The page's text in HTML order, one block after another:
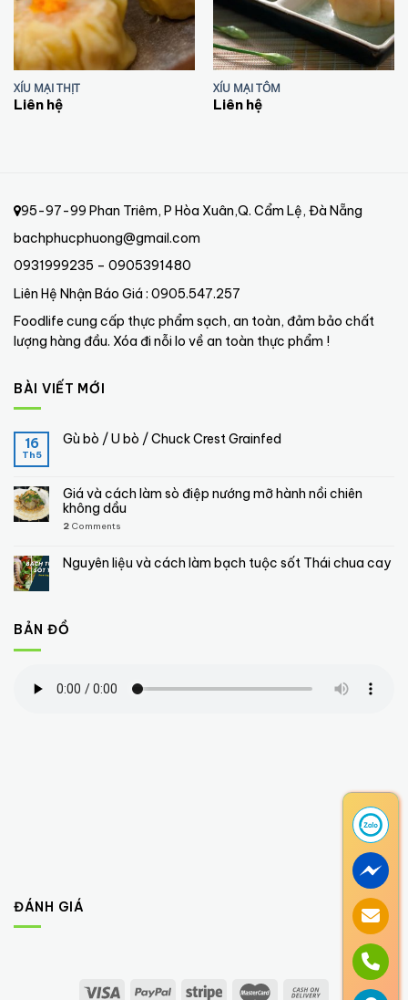
XÍU MẠI THỊT
Liên hệ
XÍU MẠI TÔM
Liên hệ
95-97-99 Phan Triêm, P Hòa Xuân,Q. Cẩm Lệ, Đà Nẵng
bachphucphuong@gmail.com
0931999235 – 0905391480
Liên Hệ Nhận Báo Giá : 0905.547.257
Foodlife cung cấp thực phẩm sạch, an toàn, đảm bảo chất
lượng hàng đầu. Xóa đi nỗi lo về an toàn thực phẩm !
BÀI VIẾT MỚI
16
Th5
Gù bò / U bò / Chuck Crest Grainfed
Giá và cách làm sò điệp nướng mỡ hành nồi chiên
không dầu
2 Comments
Nguyên liệu và cách làm bạch tuộc sốt Thái chua cay
BẢN ĐỒ
ĐÁNH GIÁ